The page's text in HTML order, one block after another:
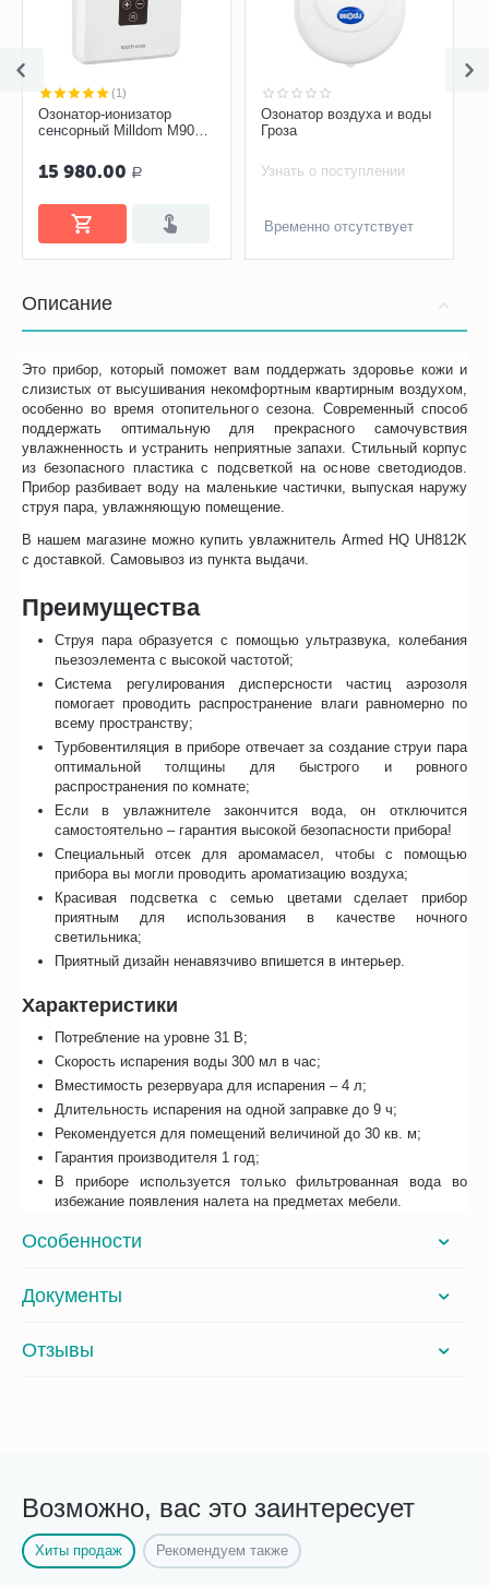
(1)
Озонатор-ионизатор
сенсорный Milldom M900
15 980.00 Р
Озонатор воздуха и воды
Гроза
Узнать о поступлении
Временно отсутствует
Описание
Это прибор, который поможет вам поддержать здоровье кожи и
слизистых от высушивания некомфортным квартирным воздухом,
особенно во время отопительного сезона. Современный способ
поддержать оптимальную для прекрасного самочувствия
увлажненность и устранить неприятные запахи. Стильный корпус
из безопасного пластика с подсветкой на основе светодиодов.
Прибор разбивает воду на маленькие частички, выпуская наружу
струя пара, увлажняющую помещение.
В нашем магазине можно купить увлажнитель Armed HQ UH812K
с доставкой. Самовывоз из пункта выдачи.
Преимущества
Струя пара образуется с помощью ультразвука, колебания
пьезоэлемента с высокой частотой;
Система регулирования дисперсности частиц аэрозоля
помогает проводить распространение влаги равномерно по
всему пространству;
Турбовентиляция в приборе отвечает за создание струи пара
оптимальной толщины для быстрого и ровного
распространения по комнате;
Если в увлажнителе закончится вода, он отключится
самостоятельно – гарантия высокой безопасности прибора!
Специальный отсек для аромамасел, чтобы с помощью
прибора вы могли проводить ароматизацию воздуха;
Красивая подсветка с семью цветами сделает прибор
приятным для использования в качестве ночного
светильника;
Приятный дизайн ненавязчиво впишется в интерьер.
Характеристики
Потребление на уровне 31 В;
Скорость испарения воды 300 мл в час;
Вместимость резервуара для испарения – 4 л;
Длительность испарения на одной заправке до 9 ч;
Рекомендуется для помещений величиной до 30 кв. м;
Гарантия производителя 1 год;
В приборе используется только фильтрованная вода во
избежание появления налета на предметах мебели.
Особенности
Документы
Отзывы
Возможно, вас это заинтересует
Хиты продаж Рекомендуем также